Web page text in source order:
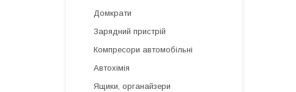
Домкрати
Зарядний пристрій
Компресори автомобільні
Автохімія
Ящики, органайзери